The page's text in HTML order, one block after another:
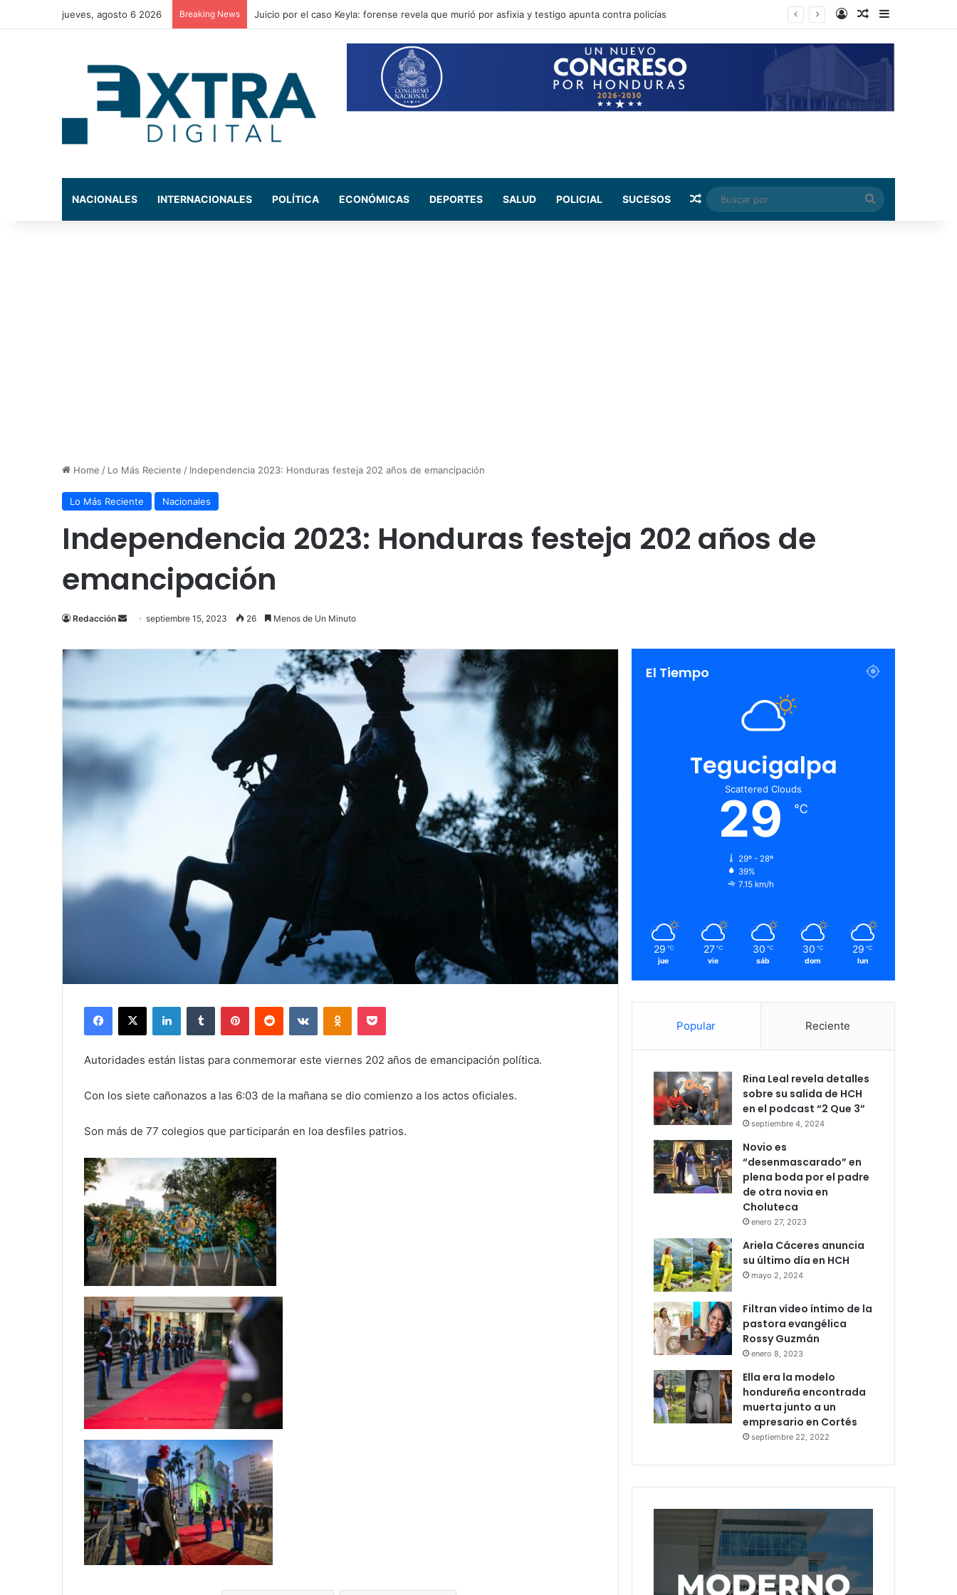
jueves, agosto 6 2026 Breaking News Conductor muere en instalaciones de la DNVT tras accidente de tránsito Log InRandom Article
Sidebar
NACIONALES INTERNACIONALES POLÍTICA ECONÓMICAS DEPORTES SALUD POLICIAL SUCESOS Random Article
Buscar
por
Home / Lo Más Reciente / Independencia 2023: Honduras festeja 202 años de emancipación
Lo Más Reciente Nacionales
Independencia 2023: Honduras festeja 202 años de
emancipación
Redacción
Send
email
septiembre 15, 2023 26 Menos de Un Minuto
Facebook
X LinkedInTumblr PinterestReddit VKontakteOdnoklassniki
Pocket
Autoridades están listas para conmemorar este viernes 202 años de emancipación política.
Con los siete cañonazos a las 6:03 de la mañana se dio comienzo a los actos oficiales.
Son más de 77 colegios que participarán en loa desfiles patrios.
El Tiempo
Tegucigalpa
Scattered Clouds
29 ℃
29º - 28º
39%
7.15 km/h
29 ℃
jue
27 ℃
vie
30 ℃
sáb
30 ℃
dom
29 ℃
lun
Popular Reciente
Rina Leal revela detalles
sobre su salida de HCH
en el podcast “2 Que 3”
septiembre 4, 2024
Novio es
“desenmascarado” en
plena boda por el padre
de otra novia en
Choluteca
enero 27, 2023
Ariela Cáceres anuncia
su último día en HCH
mayo 2, 2024
Filtran vídeo íntimo de la
pastora evangélica
Rossy Guzmán
enero 8, 2023
Ella era la modelo
hondureña encontrada
muerta junto a un
empresario en Cortés
septiembre 22, 2022